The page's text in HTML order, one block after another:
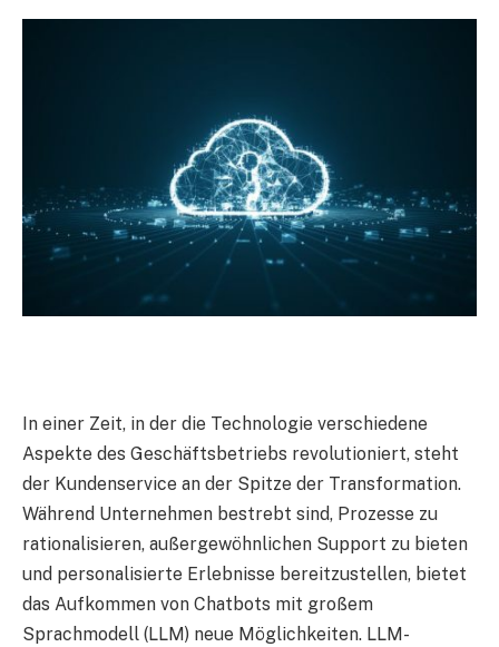
In einer Zeit, in der die Technologie verschiedene
Aspekte des Geschäftsbetriebs revolutioniert, steht
der Kundenservice an der Spitze der Transformation.
Während Unternehmen bestrebt sind, Prozesse zu
rationalisieren, außergewöhnlichen Support zu bieten
und personalisierte Erlebnisse bereitzustellen, bietet
das Aufkommen von Chatbots mit großem
Sprachmodell (LLM) neue Möglichkeiten. LLM-